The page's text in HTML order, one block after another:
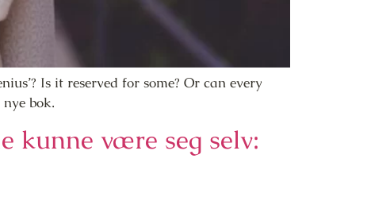
Is it reserved for some? Or can every
bok.
kunne være seg selv: